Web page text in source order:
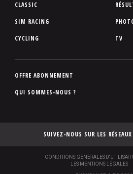
d
d
p
e
CLASSIC
SIM RACING
CYCLING
TV
P
d
p
OFFRE ABONNEMENT
QUI SOMMES-NOUS ?
SUIVEZ-NOUS SUR LES RÉSEAUX
CONDITIONS GÉNÉRALES
LES MENTIONS LÉGALES